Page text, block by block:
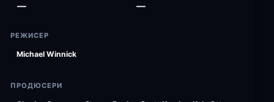
— —
РЕЖИСЕР
Michael Winnick
ПРОДЮСЕРИ